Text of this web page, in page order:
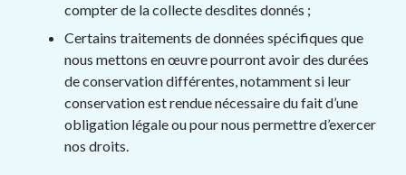
compter de la collecte desdites donnés ;
Certains traitements de données spécifiques que
nous mettons en œuvre pourront avoir des durées
de conservation différentes, notamment si leur
conservation est rendue nécessaire du fait d’une
obligation légale ou pour nous permettre d’exercer
nos droits.